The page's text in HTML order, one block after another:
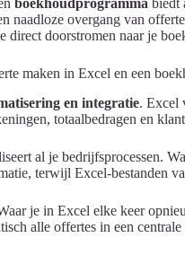
boekhoudprogramma biedt
naadloze overgang van
direct doorstromen naar je
maken in Excel en een
en integratie. Excel
totaalbedragen en
al je bedrijfsprocessen.
terwijl Excel-bestanden
je in Excel elke keer
alle offertes in een